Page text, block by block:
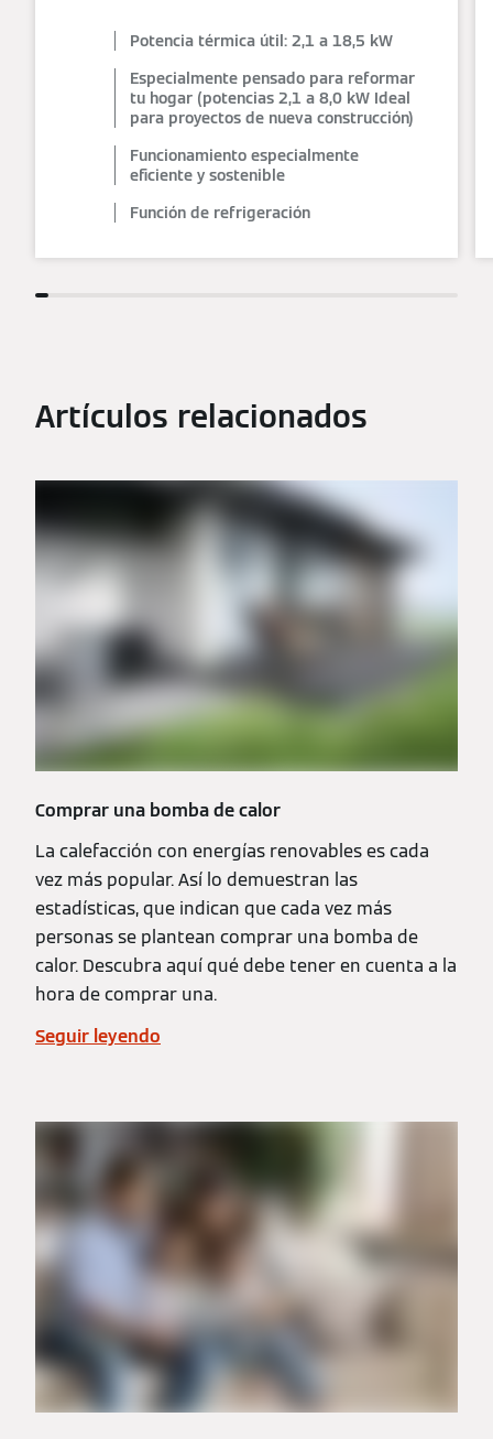
Potencia térmica útil: 2,1 a 18,5 kW
Especialmente pensado para reformar
tu hogar (potencias 2,1 a 8,0 kW Ideal
para proyectos de nueva construcción)
Funcionamiento especialmente
eficiente y sostenible
Función de refrigeración
Artículos relacionados
Comprar una bomba de calor
La calefacción con energías renovables es cada
vez más popular. Así lo demuestran las
estadísticas, que indican que cada vez más
personas se plantean comprar una bomba de
calor. Descubra aquí qué debe tener en cuenta a la
hora de comprar una.
Seguir leyendo